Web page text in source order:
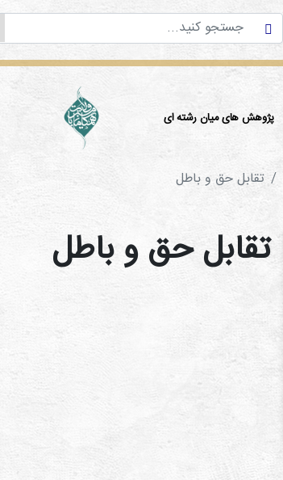
پژوهش های میان رشته ای
تقابل حق و باطل
تقابل حق و باطل